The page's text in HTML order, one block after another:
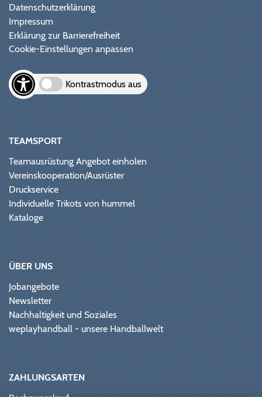
Datenschutzerklärung
Impressum
Erklärung zur Barrierefreiheit
Cookie-Einstellungen anpassen
Kontrastmodus aus
TEAMSPORT
Teamausrüstung Angebot einholen
Vereinskooperation/Ausrüster
Druckservice
Individuelle Trikots von hummel
Kataloge
ÜBER UNS
Jobangebote
Newsletter
Nachhaltigkeit und Soziales
weplayhandball - unsere Handballwelt
ZAHLUNGSARTEN